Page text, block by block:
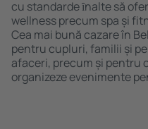
cu standarde ȋnalte să
wellness precum spa și
Cea mai bună cazare în
pentru cupluri, familii și
afaceri, precum și pentru
organizeze evenimente